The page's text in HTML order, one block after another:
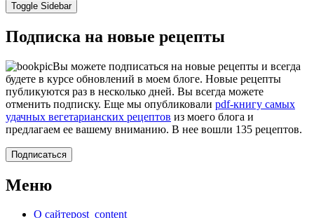
Toggle Sidebar
Подписка на новые рецепты
Вы можете подписаться на новые рецепты и всегда
будете в курсе обновлений в моем блоге. Новые рецепты
публикуются раз в несколько дней. Вы всегда можете
отменить подписку. Еще мы опубликовали pdf-книгу самых
удачных вегетарианских рецептов из моего блога и
предлагаем ее вашему вниманию. В нее вошли 135 рецептов.
Подписаться
Меню
О сайтеpost_content